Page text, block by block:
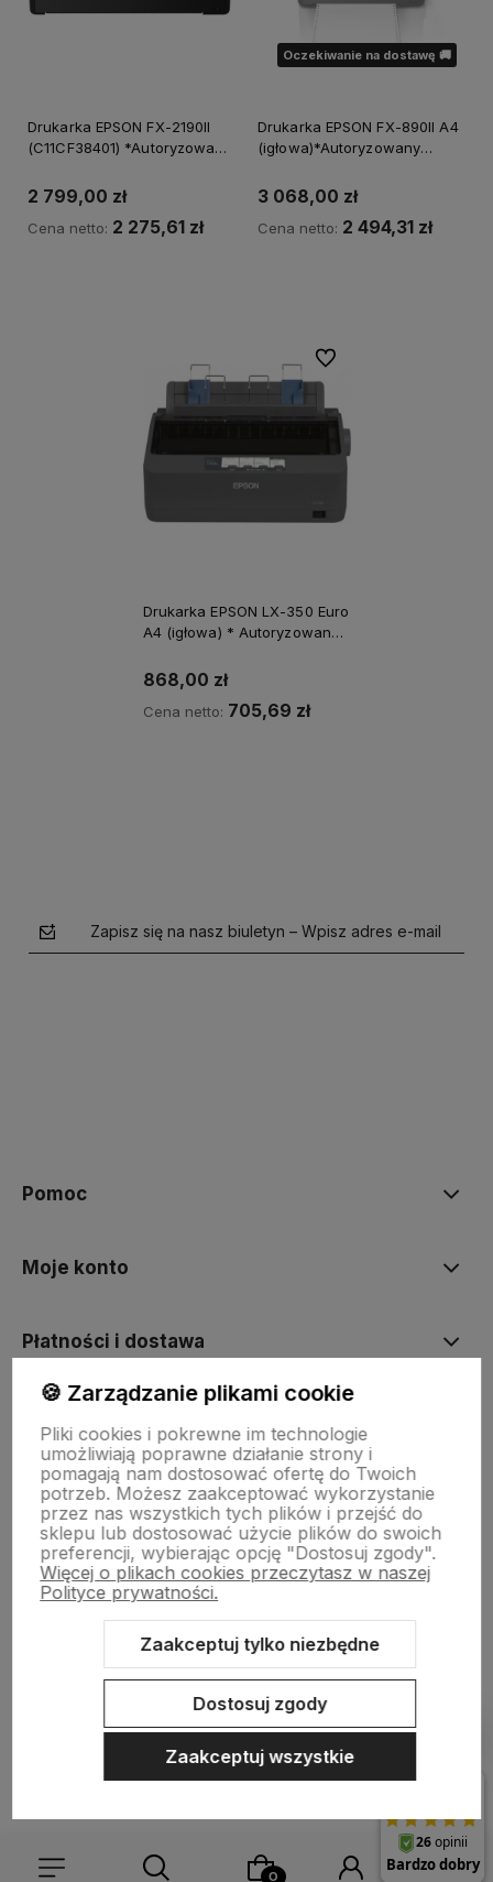
Drukarka EPSON FX-2190II
(C11CF38401) *Autoryzowany
2 799,00 zł
Cena netto: 2 275,61 zł
Oczekiwanie na dostawę 🚚
Drukarka EPSON FX-890II A4
(igłowa)*Autoryzowany
3 068,00 zł
Cena netto: 2 494,31 zł
Drukarka EPSON LX-350 Euro
A4 (igłowa) * Autoryzowany
Natychmiastowa wysyłka
868,00 zł
Cena netto: 705,69 zł
Do ulubionych
Zapisz się na nasz biuletyn – Wpisz adres e-mail
Pomoc
Moje konto
Płatności i dostawa
O nas
Sklep internetowy Shoper.pl Szablon Shoper Modern 3.0™
🍪 Zarządzanie plikami cookie
Pliki cookies i pokrewne im technologie
umożliwiają poprawne działanie strony i
pomagają nam dostosować ofertę do Twoich
potrzeb. Możesz zaakceptować wykorzystanie
przez nas wszystkich tych plików i przejść do
sklepu lub dostosować użycie plików do swoich
preferencji, wybierając opcję "Dostosuj zgody".
Więcej o plikach cookies przeczytasz w naszej
Polityce prywatności.
Zaakceptuj tylko niezbędne
Dostosuj zgody
Zaakceptuj wszystkie